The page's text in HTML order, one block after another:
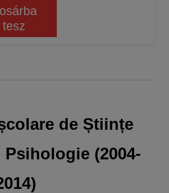
tesz
de Științe
Psihologie (2004-